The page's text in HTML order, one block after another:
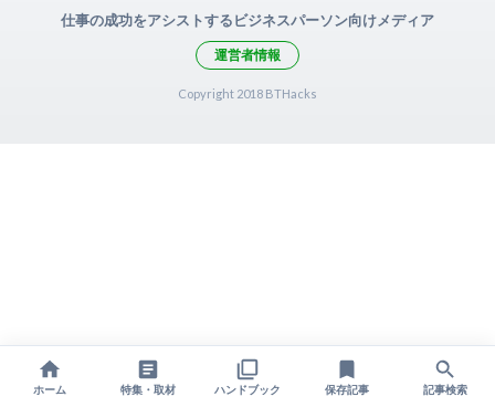
仕事の成功をアシストするビジネスパーソン向けメディア
運営者情報
Copyright 2018 BTHacks
ホーム 特集・取材 ハンドブック 保存記事 記事検索